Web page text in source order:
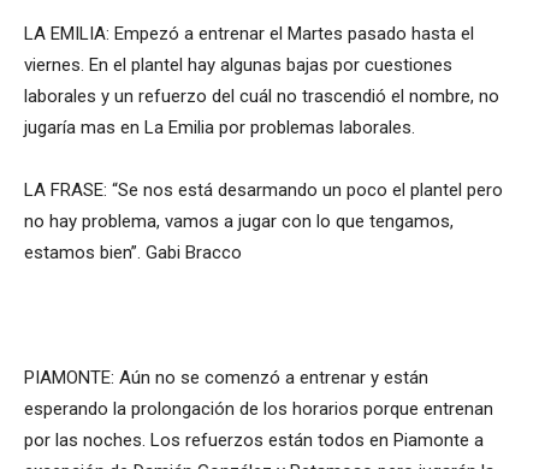
LA EMILIA: Empezó a entrenar el Martes pasado hasta el
viernes. En el plantel hay algunas bajas por cuestiones
laborales y un refuerzo del cuál no trascendió el nombre, no
jugaría mas en La Emilia por problemas laborales.
LA FRASE: “Se nos está desarmando un poco el plantel pero
no hay problema, vamos a jugar con lo que tengamos,
estamos bien”. Gabi Bracco
PIAMONTE: Aún no se comenzó a entrenar y están
esperando la prolongación de los horarios porque entrenan
por las noches. Los refuerzos están todos en Piamonte a